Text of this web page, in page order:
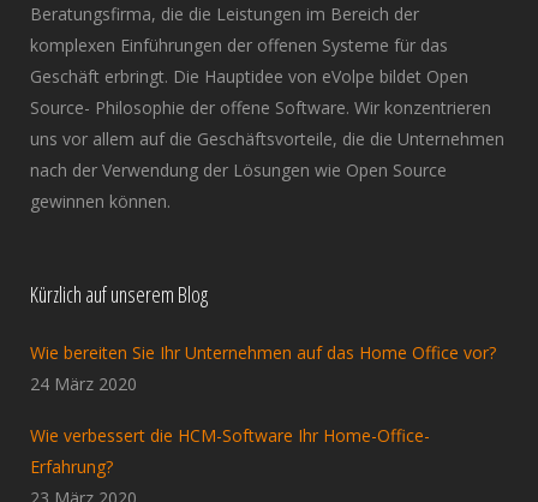
Beratungsfirma, die die Leistungen im Bereich der
komplexen Einführungen der offenen Systeme für das
Geschäft erbringt. Die Hauptidee von eVolpe bildet Open
Source- Philosophie der offene Software. Wir konzentrieren
uns vor allem auf die Geschäftsvorteile, die die Unternehmen
nach der Verwendung der Lösungen wie Open Source
gewinnen können.
Kürzlich auf unserem Blog
Wie bereiten Sie Ihr Unternehmen auf das Home Office vor?
24 März 2020
Wie verbessert die HCM-Software Ihr Home-Office-
Erfahrung?